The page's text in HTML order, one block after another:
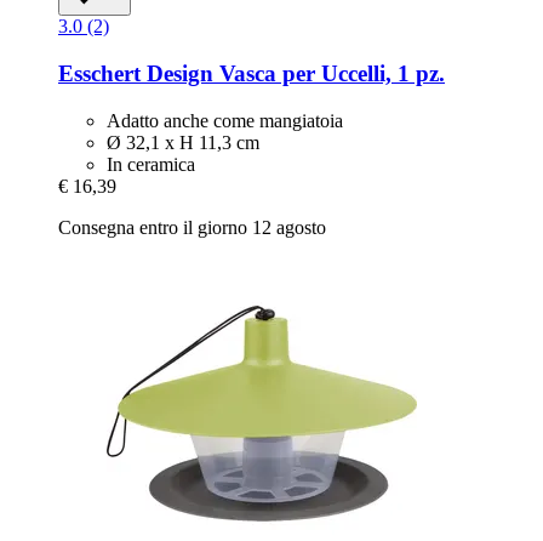
3.0 (2)
Esschert Design Vasca per Uccelli, 1 pz.
Adatto anche come mangiatoia
Ø 32,1 x H 11,3 cm
In ceramica
€ 16,39
Consegna entro il giorno 12 agosto